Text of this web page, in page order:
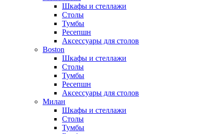
Шкафы и стеллажи
Столы
Тумбы
Ресепшн
Аксессуары для столов
Boston
Шкафы и стеллажи
Столы
Тумбы
Ресепшн
Аксессуары для столов
Милан
Шкафы и стеллажи
Столы
Тумбы